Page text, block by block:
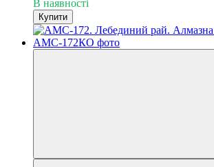
В наявності
Купити